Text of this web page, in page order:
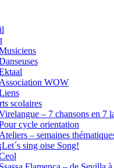
Association WOW
scolaires
– 7 chansons en 7
cycle orientation
Ateliers – semaines
¡Let´s sing oise Song!